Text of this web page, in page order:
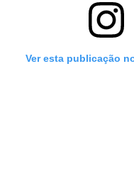
Ver esta publicação